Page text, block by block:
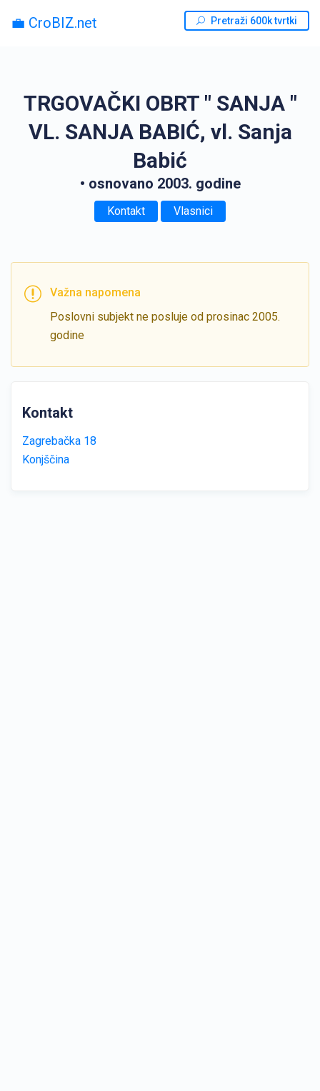
💼 CroBIZ.net Pretraži 600k tvrtki
TRGOVAČKI OBRT " SANJA "
VL. SANJA BABIĆ, vl. Sanja
Babić
• osnovano 2003. godine
Kontakt Vlasnici
Važna napomena
Poslovni subjekt ne posluje od prosinac 2005.
godine
Kontakt
Zagrebačka 18
Konjščina